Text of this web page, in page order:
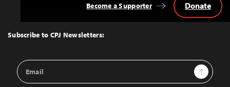
Top
Subscribe to CPJ Newsletters:
Email
Address
Sign Up
Become a Supporter Donate